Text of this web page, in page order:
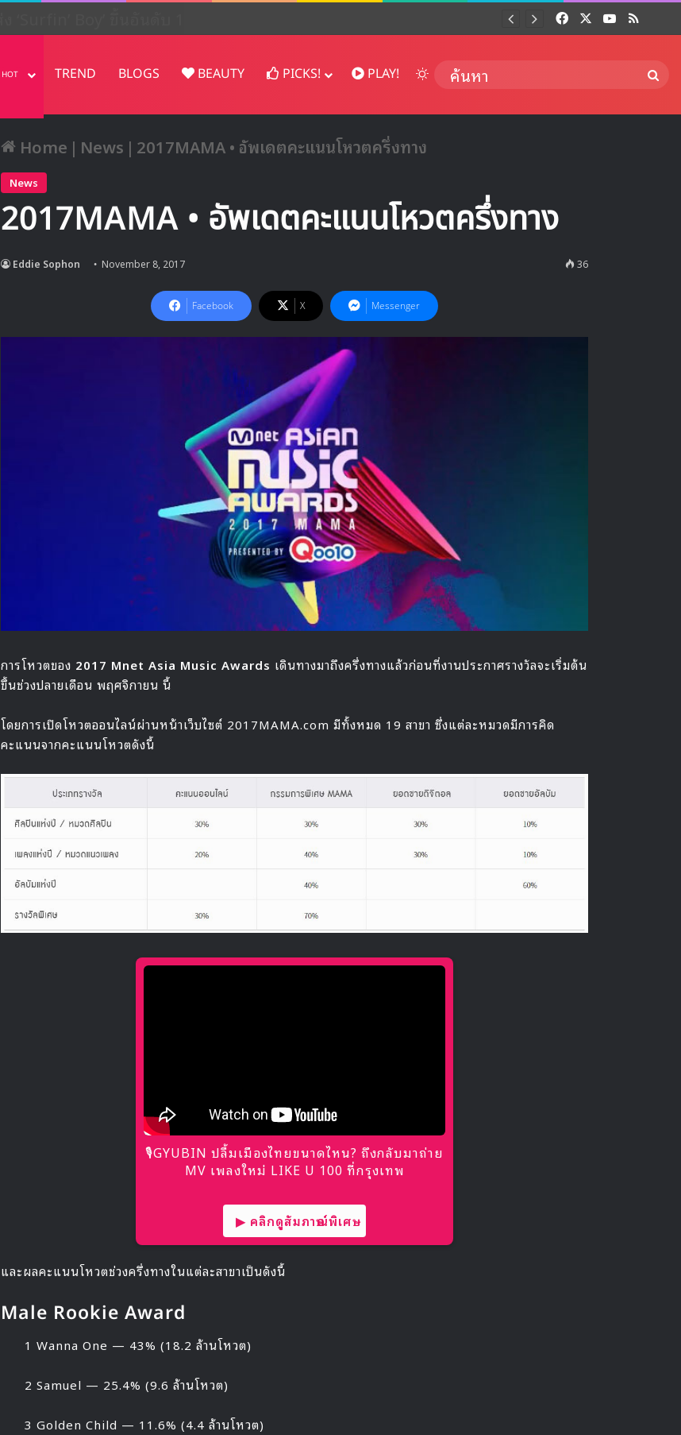
FacebookYouTube
RSS
HOT TREND BLOGS BEAUTY PICKS! PLAY! Switch skin
Home | News | 2017MAMA • อัพเดตคะแนนโหวตครึ่งทาง
News
2017MAMA • อัพเดตคะแนนโหวตครึ่งทาง
Eddie Sophon November 8, 2017 36
Facebook X Messenger
การโหวตของ 2017 Mnet Asia Music Awards เดินทางมาถึงครึ่งทางแล้วก่อนที่งานประกาศรางวัลจะเริ่มต้น
ขึ้นช่วงปลายเดือน พฤศจิกายน นี้
โดยการเปิดโหวตออนไลน์ผ่านหน้าเว็บไซต์ 2017MAMA.com มีทั้งหมด 19 สาขา ซึ่งแต่ละหมวดมีการคิด
คะแนนจากคะแนนโหวตดังนี้
🎙GYUBIN ปลื้มเมืองไทยขนาดไหน? ถึงกลับมาถ่าย
MV เพลงใหม่ LIKE U 100 ที่กรุงเทพ
▶ คลิกดูสัมภาษณ์พิเศษ
และผลคะแนนโหวตช่วงครึ่งทางในแต่ละสาขาเป็นดังนี้
Male Rookie Award
1 Wanna One — 43% (18.2 ล้านโหวต)
2 Samuel — 25.4% (9.6 ล้านโหวต)
3 Golden Child — 11.6% (4.4 ล้านโหวต)